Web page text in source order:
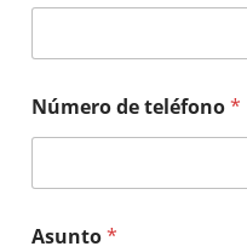
Número de teléfono*
Asunto*